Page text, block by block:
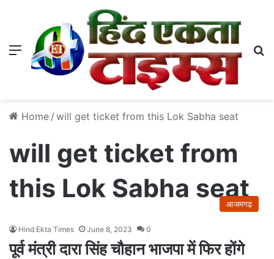
Menu
Home / will get ticket from this Lok Sabha seat
will get ticket from
this Lok Sabha seat
आजमगढ़
Hind Ekta Times June 8, 2023 0
पूर्व मंत्री दारा सिंह चौहान भाजपा में फिर होंगे